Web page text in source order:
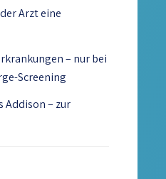
Arzt eine
– nur bei
Screening
Addison – zur